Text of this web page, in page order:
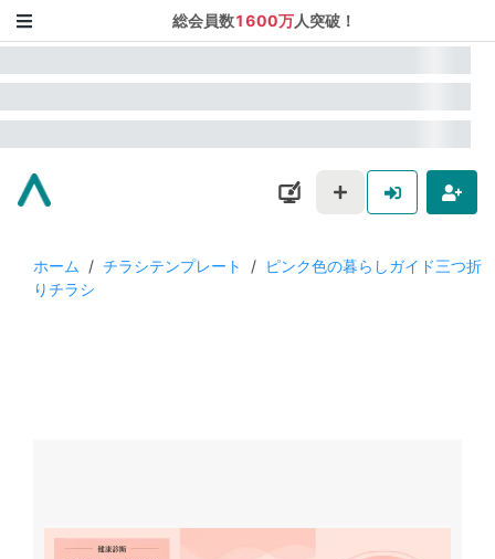
総会員数1600万人突破！
ホーム / チラシテンプレート / ピンク色の暮らしガイド三つ折
りチラシ